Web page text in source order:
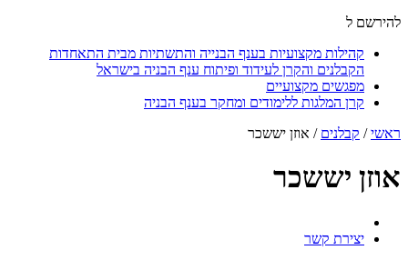
להירשם ל
קהילות מקצועיות בענף הבנייה והתשתיות מבית התאחדות
הקבלנים והקרן לעידוד ופיתוח ענף הבניה בישראל
מפגשים מקצועיים
קרן המלגות ללימודים ומחקר בענף הבניה
ראשי/ קבלנים / אוזן יששכר
אוזן יששכר
יצירת קשר